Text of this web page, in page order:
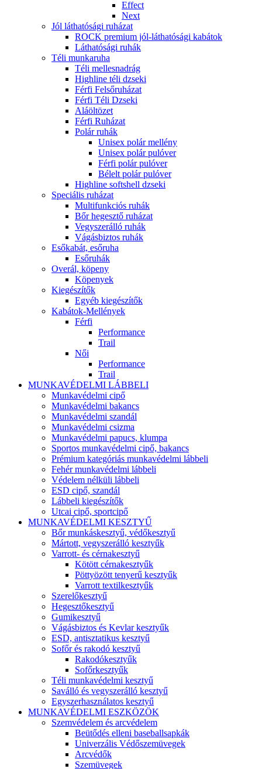
Effect
Next
Jól láthatósági ruházat
ROCK premium jól-láthatósági kabátok
Láthatósági ruhák
Téli munkaruha
Téli mellesnadrág
Highline téli dzseki
Férfi Felsőruházat
Férfi Téli Dzseki
Aláöltözet
Férfi Ruházat
Polár ruhák
Unisex polár mellény
Unisex polár pulóver
Férfi polár pulóver
Bélelt polár pulóver
Highline softshell dzseki
Speciális ruházat
Multifunkciós ruhák
Bőr hegesztő ruházat
Vegyszerálló ruhák
Vágásbiztos ruhák
Esőkabát, esőruha
Esőruhák
Overál, köpeny
Köpenyek
Kiegészítők
Egyéb kiegészítők
Kabátok-Mellények
Férfi
Performance
Trail
Női
Performance
Trail
MUNKAVÉDELMI LÁBBELI
Munkavédelmi cipő
Munkavédelmi bakancs
Munkavédelmi szandál
Munkavédelmi csizma
Munkavédelmi papucs, klumpa
Sportos munkavédelmi cipő, bakancs
Prémium kategóriás munkavédelmi lábbeli
Fehér munkavédelmi lábbeli
Védelem nélküli lábbeli
ESD cipő, szandál
Lábbeli kiegészítők
Utcai cipő, sportcipő
MUNKAVÉDELMI KESZTYŰ
Bőr munkáskesztyű, védőkesztyű
Mártott, vegyszerálló kesztyűk
Varrott- és cérnakesztyű
Kötött cérnakesztyűk
Pöttyözött tenyerű kesztyűk
Varrott textilkesztyűk
Szerelőkesztyű
Hegesztőkesztyű
Gumikesztyű
Vágásbiztos és Kevlar kesztyűk
ESD, antisztatikus kesztyű
Sofőr és rakodó kesztyű
Rakodókesztyűk
Sofőrkesztyűk
Téli munkavédelmi kesztyű
Saválló és vegyszerálló kesztyű
Egyszerhasználatos kesztyű
MUNKAVÉDELMI ESZKÖZÖK
Szemvédelem és arcvédelem
Beütődés elleni baseballsapkák
Univerzális Védőszemüvegek
Arcvédők
Szemüvegek